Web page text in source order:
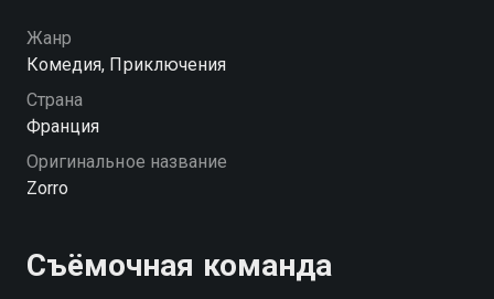
Жанр
Комедия, Приключения
Страна
Франция
Оригинальное название
Zorro
Съёмочная команда